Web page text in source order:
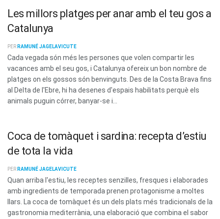
Les millors platges per anar amb el teu gos a
Catalunya
PER RAMUNÉ JAGELAVICUTE
Cada vegada són més les persones que volen compartir les
vacances amb el seu gos, i Catalunya ofereix un bon nombre de
platges on els gossos són benvinguts. Des de la Costa Brava fins
al Delta de l'Ebre, hi ha desenes d'espais habilitats perquè els
animals puguin córrer, banyar-se i...
Coca de tomàquet i sardina: recepta d’estiu
de tota la vida
PER RAMUNÉ JAGELAVICUTE
Quan arriba l'estiu, les receptes senzilles, fresques i elaborades
amb ingredients de temporada prenen protagonisme a moltes
llars. La coca de tomàquet és un dels plats més tradicionals de la
gastronomia mediterrània, una elaboració que combina el sabor